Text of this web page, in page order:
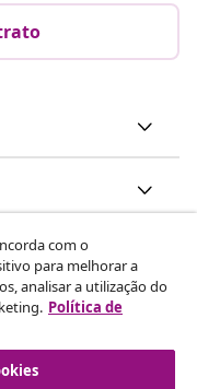
com o
para melhorar a
analisar a utilização do
Política de